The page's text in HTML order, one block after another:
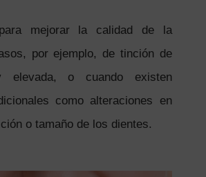
mejorar la calidad de la
por ejemplo, de tinción de
elevada, o cuando existen
como alteraciones en
o tamaño de los dientes.